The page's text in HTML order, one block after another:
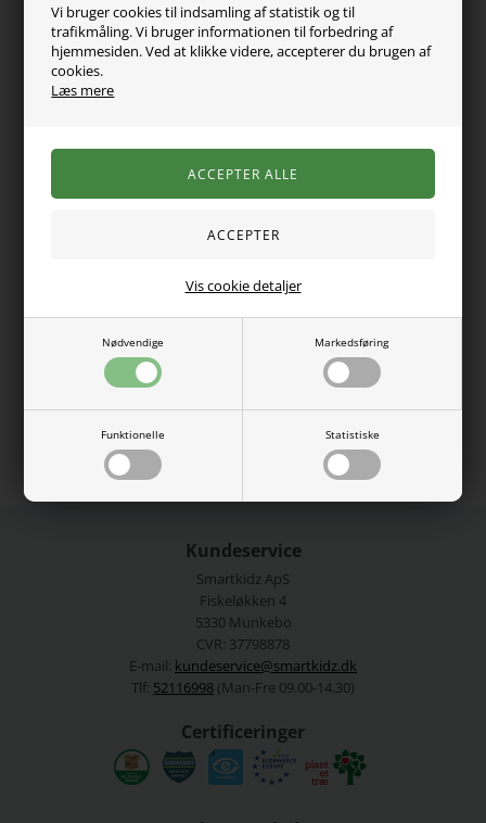
Vi bruger cookies til indsamling af statistik og til
trafikmåling. Vi bruger informationen til forbedring af
hjemmesiden. Ved at klikke videre, accepterer du brugen af
cookies.
Læs mere
Nødvendige Markedsføring
Funktionelle Statistiske
Vis cookie detaljer
80% polyester, 20% elastan.
Vaskes ved 40 grader.
Varenummer: 13165658diva
Kundeservice
Smartkidz ApS
Fiskeløkken 4
5330 Munkebo
CVR: 37798878
E-mail: kundeservice@smartkidz.dk
Tlf: 52116998 (Man-Fre 09.00-14.30)
Certificeringer